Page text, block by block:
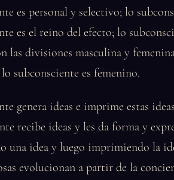
es personal y selectivo; lo
es el reino del efecto; lo
las divisiones masculina y
subconsciente es femenino.
genera ideas e imprime estas
recibe ideas y les da forma y
una idea y luego imprimiendo la
evolucionan a partir de la